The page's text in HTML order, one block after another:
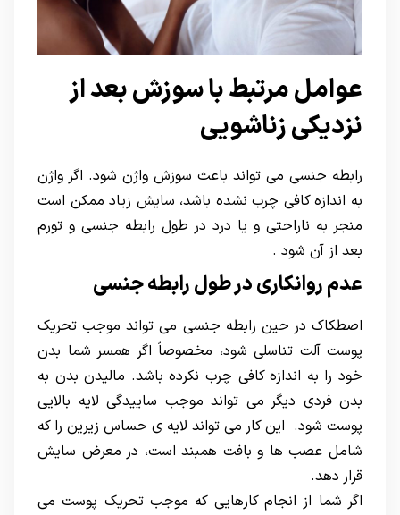
عوامل مرتبط با سوزش بعد از
نزدیکی زناشویی
رابطه جنسی می تواند باعث سوزش واژن شود. اگر واژن
به اندازه کافی چرب نشده باشد، سایش زیاد ممکن است
منجر به ناراحتی و یا درد در طول رابطه جنسی و تورم
بعد از آن شود .
عدم روانکاری در طول رابطه جنسی
اصطکاک در حین رابطه جنسی می تواند موجب تحریک
پوست آلت تناسلی شود، مخصوصاً اگر همسر شما بدن
خود را به اندازه کافی چرب نکرده باشد. مالیدن بدن به
بدن فردی دیگر می تواند موجب ساییدگی لایه بالایی
پوست شود. این کار می تواند لایه ی حساس زیرین را که
شامل عصب ها و بافت همبند است، در معرض سایش
قرار دهد.
اگر شما از انجام کارهایی که موجب تحریک پوست می